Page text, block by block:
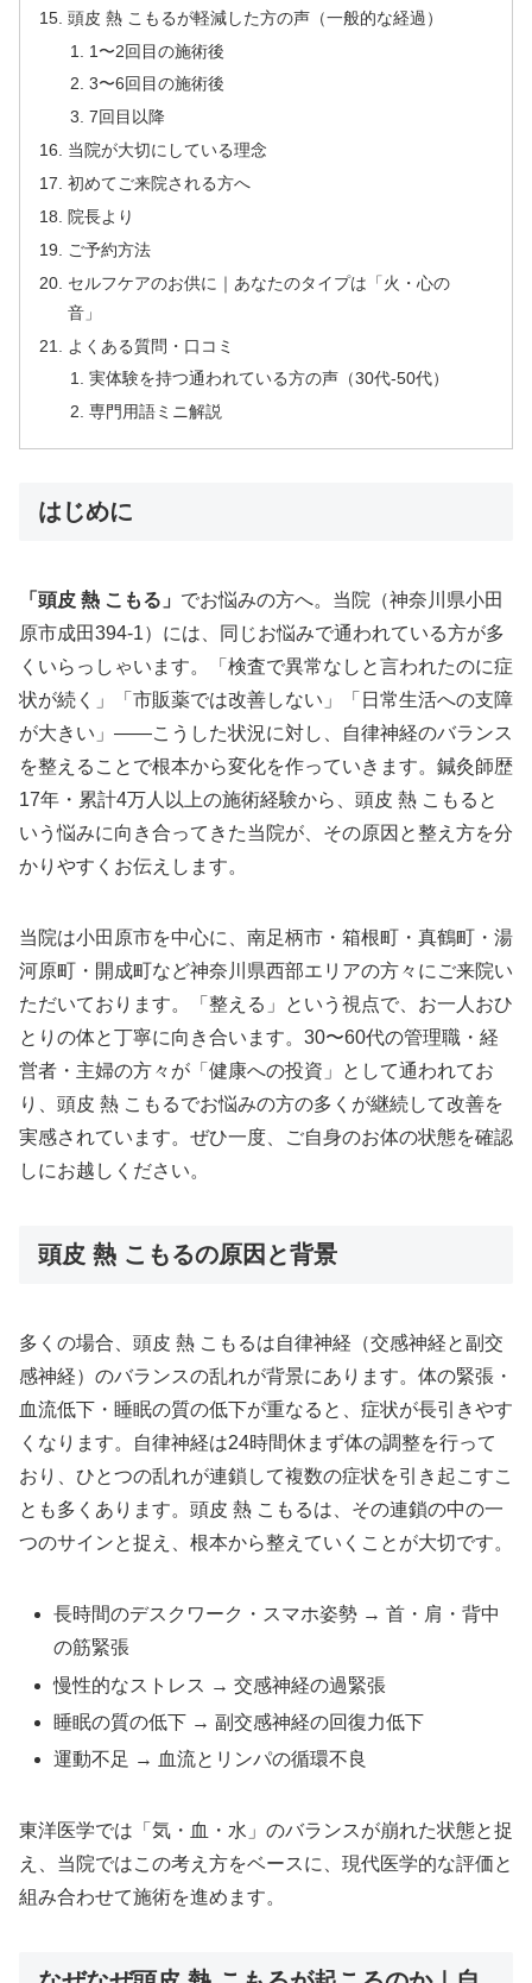
頭皮 熱 こもるが軽減した方の声（一般的な経過）
1〜2回目の施術後
3〜6回目の施術後
7回目以降
当院が大切にしている理念
初めてご来院される方へ
院長より
ご予約方法
セルフケアのお供に｜あなたのタイプは「火・心の
音」
よくある質問・口コミ
実体験を持つ通われている方の声（30代-50代）
専門用語ミニ解説
はじめに
「頭皮 熱 こもる」 でお悩みの方へ。当院（神奈川県小田
原市成田394-1）には、同じお悩みで通われている方が多
くいらっしゃいます。「検査で異常なしと言われたのに症
状が続く」「市販薬では改善しない」「日常生活への支障
が大きい」——こうした状況に対し、自律神経のバランス
を整えることで根本から変化を作っていきます。鍼灸師歴
17年・累計4万人以上の施術経験から、頭皮 熱 こもると
いう悩みに向き合ってきた当院が、その原因と整え方を分
かりやすくお伝えします。
当院は小田原市を中心に、南足柄市・箱根町・真鶴町・湯
河原町・開成町など神奈川県西部エリアの方々にご来院い
ただいております。「整える」という視点で、お一人おひ
とりの体と丁寧に向き合います。30〜60代の管理職・経
営者・主婦の方々が「健康への投資」として通われてお
り、頭皮 熱 こもるでお悩みの方の多くが継続して改善を
実感されています。ぜひ一度、ご自身のお体の状態を確認
しにお越しください。
頭皮 熱 こもるの原因と背景
多くの場合、頭皮 熱 こもるは自律神経（交感神経と副交
感神経）のバランスの乱れが背景にあります。体の緊張・
血流低下・睡眠の質の低下が重なると、症状が長引きやす
くなります。自律神経は24時間休まず体の調整を行って
おり、ひとつの乱れが連鎖して複数の症状を引き起こすこ
とも多くあります。頭皮 熱 こもるは、その連鎖の中の一
つのサインと捉え、根本から整えていくことが大切です。
長時間のデスクワーク・スマホ姿勢 → 首・肩・背中
の筋緊張
慢性的なストレス → 交感神経の過緊張
睡眠の質の低下 → 副交感神経の回復力低下
運動不足 → 血流とリンパの循環不良
東洋医学では「気・血・水」のバランスが崩れた状態と捉
え、当院ではこの考え方をベースに、現代医学的な評価と
組み合わせて施術を進めます。